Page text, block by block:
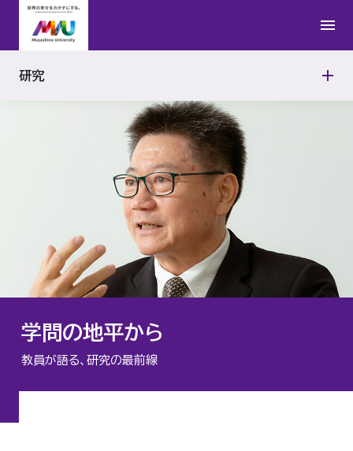
学問の地平から
教員が語る、研究の最前線
研究
政治経済研究所
経営研究所
アントレプレナーシップ研究所
公的研究費の適正使用
研究活動における不正行為への対応
研究者紹介
学問の地平から
連携研究の取り組み